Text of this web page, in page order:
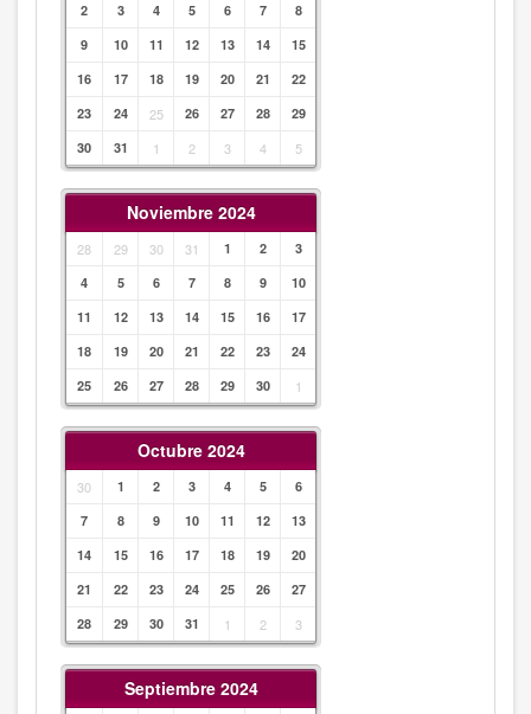
2
3 4 5 6 7
8
9
10 11 12 13 14
15
16
17 18 19 20 21
22
23
24 25 26 27 28
29
30
31 1 2 3 4 5
Noviembre 2024
28 29 30 31 1 2
3
4
5 6 7 8 9
10
11
12 13 14 15 16
17
18
19 20 21 22 23
24
25
26 27 28 29 30 1
Octubre 2024
30 1 2 3 4 5
6
7
8 9 10 11 12
13
14
15 16 17 18 19
20
21
22 23 24 25 26
27
28
29 30 31 1 2 3
Septiembre 2024